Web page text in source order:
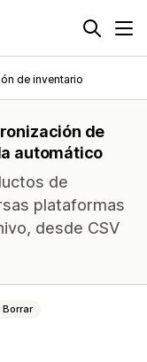
de inventario
de
automático
de
plataformas
desde CSV
Borrar